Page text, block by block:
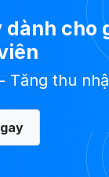
cho
Tăng thu